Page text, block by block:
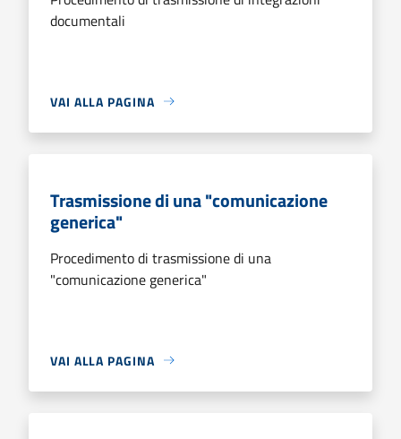
documentali
VAI ALLA PAGINA
Trasmissione di una "comunicazione
generica"
Procedimento di trasmissione di una
"comunicazione generica"
VAI ALLA PAGINA